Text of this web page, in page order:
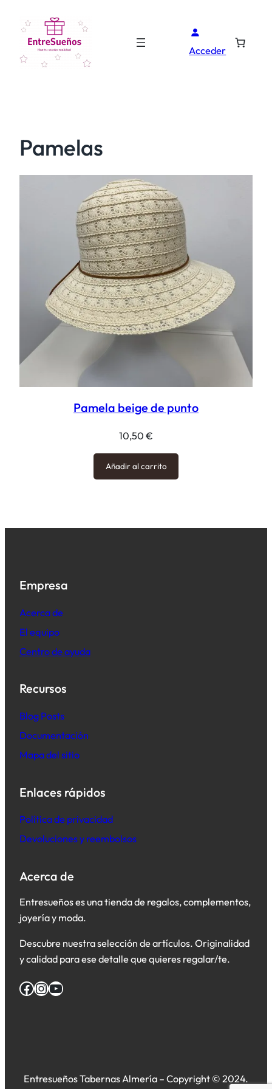
Acceder
Pamelas
Pamela beige de punto
10,50 €
Añadir al carrito
Empresa
Acerca de
El equipo
Centro de ayuda
Recursos
Blog Posts
Documentación
Mapa del sitio
Enlaces rápidos
Política de privacidad
Devoluciones y reembolsos
Acerca de
Entresueños es una tienda de regalos, complementos,
joyería y moda.
Descubre nuestra selección de artículos. Originalidad
y calidad para ese detalle que quieres regalar/te.
Facebook InstagramYouTube
Entresueños Tabernas Almería – Copyright © 2024.